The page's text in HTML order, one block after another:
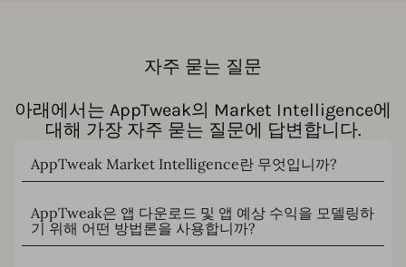
자주 묻는 질문
아래에서는 AppTweak의 Market Intelligence에
대해 가장 자주 묻는 질문에 답변합니다.
AppTweak Market Intelligence란 무엇입니까?
AppTweak은 앱 다운로드 및 앱 예상 수익을 모델링하
기 위해 어떤 방법론을 사용합니까?